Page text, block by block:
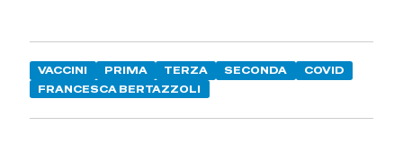
VACCINI PRIMA TERZA SECONDA
COVID
FRANCESCA BERTAZZOLI